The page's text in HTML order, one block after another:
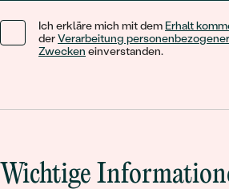
Ich erkläre mich mit dem Erhalt
derVerarbeitung
Zwecken einverstanden.
Wichtige